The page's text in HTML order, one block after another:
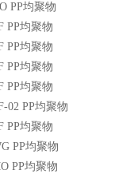
PP均聚物
PP均聚物
PP均聚物
PP均聚物
PP均聚物
02 PP均聚物
PP均聚物
PP均聚物
PP均聚物